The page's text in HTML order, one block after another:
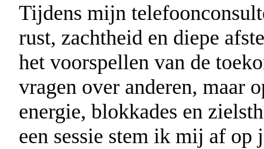
Tijdens mijn
rust, zachtheid en diepe
het voorspellen van de
vragen over anderen, maar
energie, blokkades en
een sessie stem ik mij af